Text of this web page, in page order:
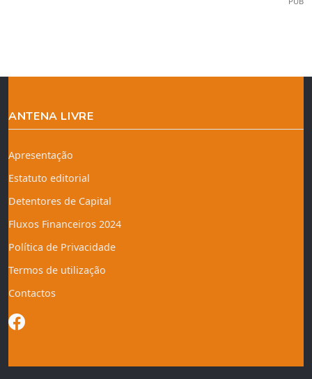
ANTENA LIVRE
Apresentação
Estatuto editorial
Detentores de Capital
Fluxos Financeiros 2024
Política de Privacidade
Termos de utilização
Contactos